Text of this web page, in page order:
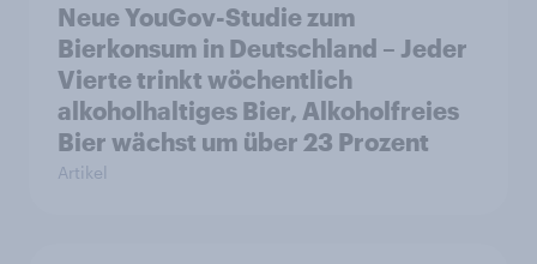
Neue YouGov-Studie zum
Bierkonsum in Deutschland – Jeder
Vierte trinkt wöchentlich
alkoholhaltiges Bier, Alkoholfreies
Bier wächst um über 23 Prozent
Artikel